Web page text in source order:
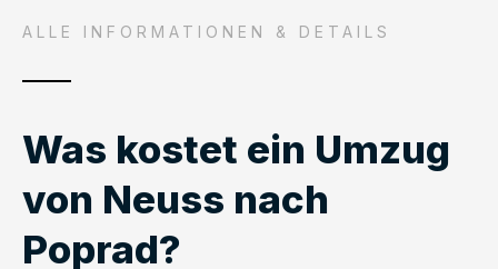
ALLE INFORMATIONEN & DETAILS
Was kostet ein Umzug
von Neuss nach
Poprad?